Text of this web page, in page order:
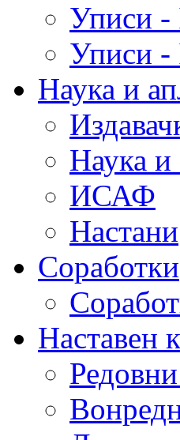
Уписи -
Уписи
Наука и
Наука и
ИСАФ
Настани
Соработки
Наставен